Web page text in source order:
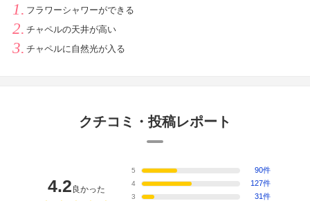
フラワーシャワーができる
チャペルの天井が高い
チャペルに自然光が入る
クチコミ・投稿レポート
4.2 良かった
5 90件
4 127件
3 31件